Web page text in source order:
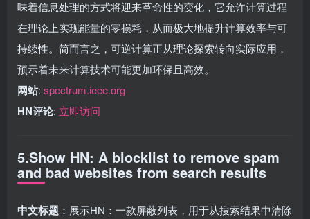
味着信息处理的方式将迎来革命性的变化，它允许计算过程
在理论上实现能量的零损耗，从而极大地提升计算效率与可
持续性。简而言之，可逆计算正从理论探索转向实际应用，
预示着未来计算技术可能更加环保且高效。
网站: spectrum.ieee.org
HN评论: 立即访问
5.Show HN: A blocklist to remove spam
and bad websites from search results
中文标题 ：展示HN：一款屏蔽列表，用于从搜索结果中清除